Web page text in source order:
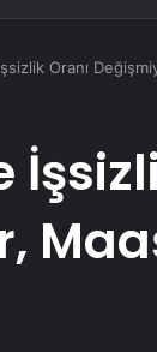
Oranı